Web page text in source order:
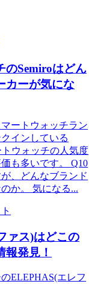
のSemiroはどん
カーが気にな
ートウォッチラン
インしている
トウォッチの人気度
も多いです。 Q10
、どんなブランド
か。 気になる...
ァス)はどこの
報発見！
ELEPHAS(エレフ